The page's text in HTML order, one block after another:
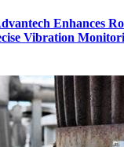
Enhances
Vibration